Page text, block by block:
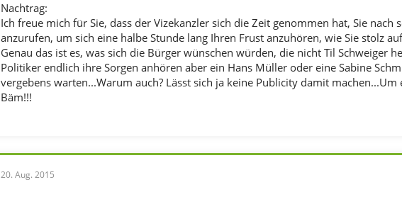
Nachtrag:
Ich freue mich für Sie, dass der Vizekanzler sich die Zeit genommen hat, Sie
anzurufen, um sich eine halbe Stunde lang Ihren Frust anzuhören, wie Sie stolz
Genau das ist es, was sich die Bürger wünschen würden, die nicht Til Schweiger
Politiker endlich ihre Sorgen anhören aber ein Hans Müller oder eine Sabine
vergebens warten...Warum auch? Lässt sich ja keine Publicity damit
Bäm!!!
20. Aug. 2015